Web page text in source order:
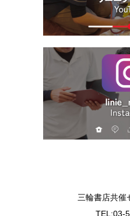
三輪書店共催
TEL:03-